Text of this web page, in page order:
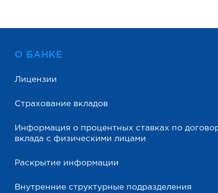
О БАНКЕ
Лицензии
Страхование вкладов
Информация о процентных ставках по
вклада с физическими лицами
Раскрытие информации
Внутренние структурные подразделения